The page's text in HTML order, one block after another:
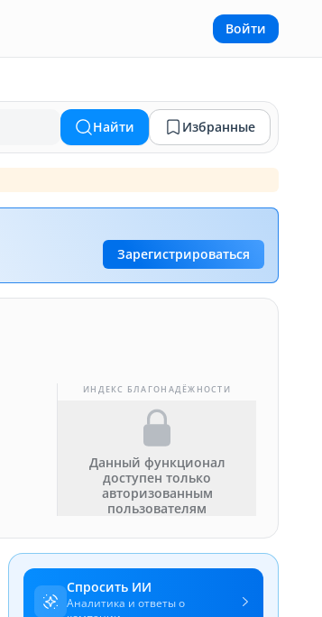
Войти
Найти Избранные
Зарегистрироваться
ИНДЕКС БЛАГОНАДЁЖНОСТИ
Данный функционал
доступен только
авторизованным
пользователям
Спросить ИИ
Аналитика и ответы о